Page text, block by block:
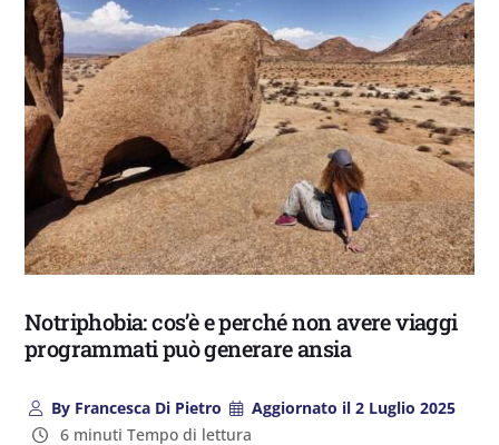
Notriphobia: cos’è e perché non avere viaggi
programmati può generare ansia
ByFrancesca Di Pietro Aggiornato il 2 Luglio 2025
6 minuti Tempo di lettura